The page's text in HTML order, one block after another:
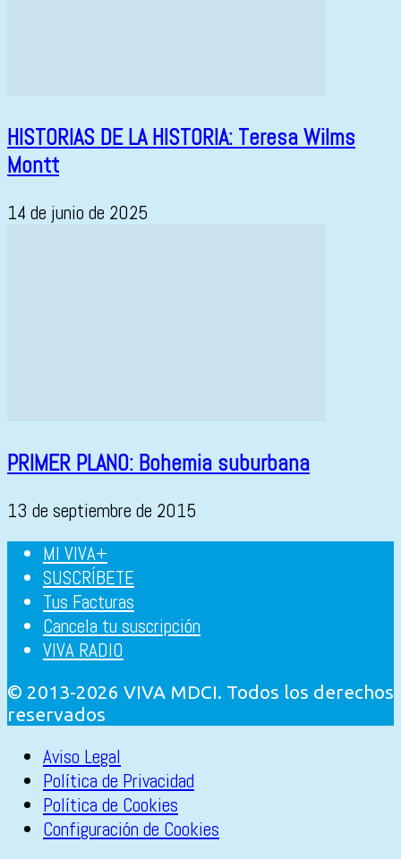
HISTORIAS DE LA HISTORIA: Teresa Wilms
Montt
14 de junio de 2025
PRIMER PLANO: Bohemia suburbana
13 de septiembre de 2015
MI VIVA+
SUSCRÍBETE
Tus Facturas
Cancela tu suscripción
VIVA RADIO
© 2013-2026 VIVA MDCI. Todos los derechos
reservados
Aviso Legal
Política de Privacidad
Política de Cookies
Configuración de Cookies